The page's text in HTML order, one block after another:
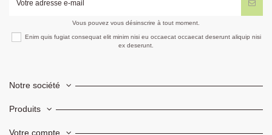
Vous pouvez vous désinscrire à tout moment.
Enim quis fugiat consequat elit minim nisi eu occaecat occaecat deserunt aliquip nisi
ex deserunt.
Notre société
Produits
Votre compte